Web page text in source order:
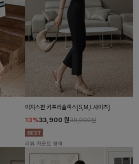
이지스판 카프리슬랙스[S,M,L사이즈]
13%33,900 원38,900원
리뷰 카운트 영역